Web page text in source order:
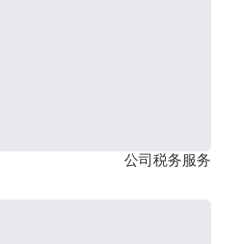
公司税务服务